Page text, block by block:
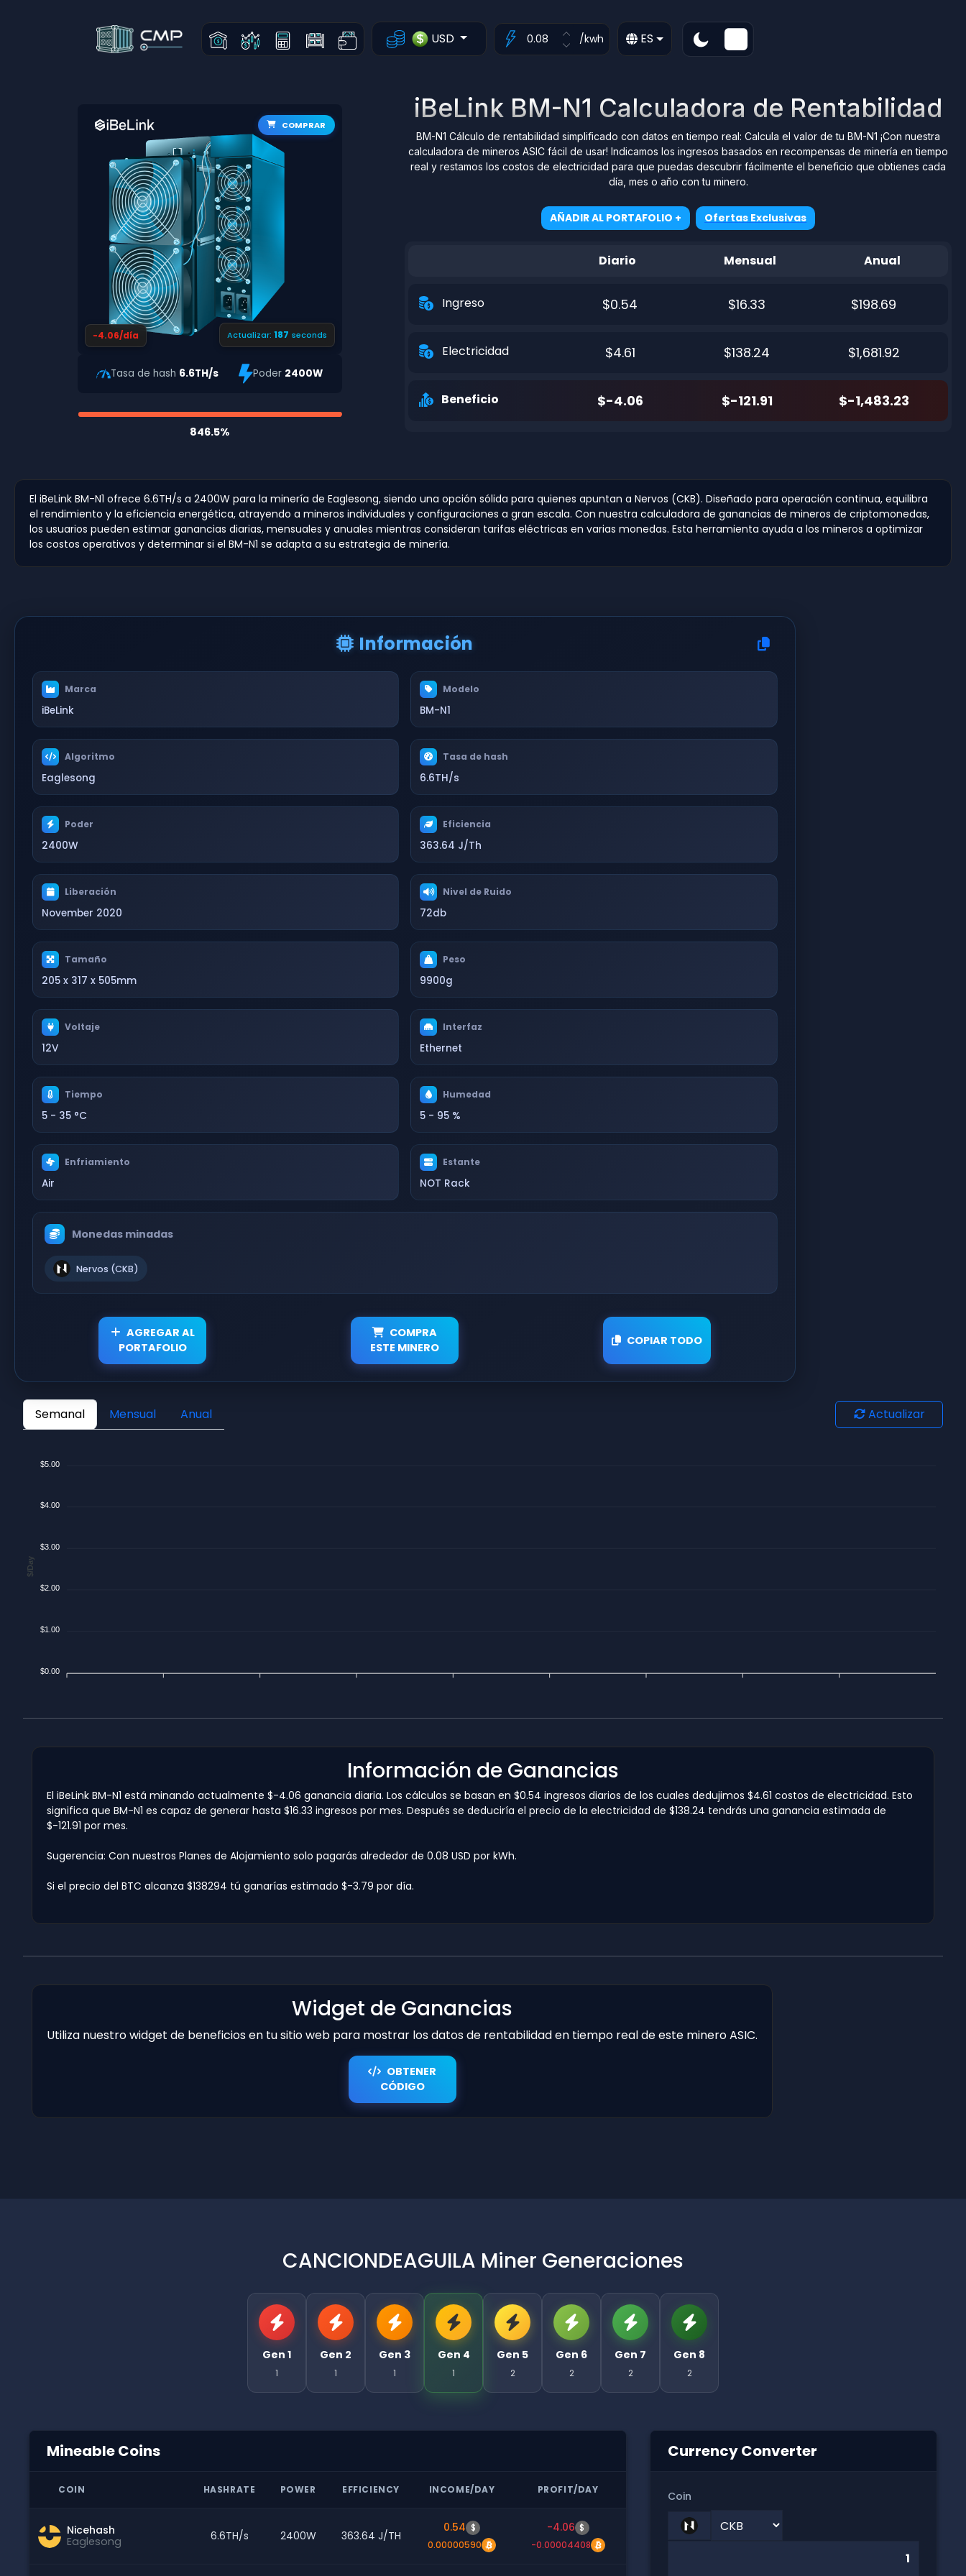
USD /kwh ES
COMPRAR
-4.06/día Actualizar: 186 seconds
Tasa de hash 6.6TH/s Poder 2400W
846.5%
iBeLink BM-N1 Calculadora de Rentabilidad
BM-N1 Cálculo de rentabilidad simplificado con datos en tiempo real: Calcula el valor de tu BM-N1 ¡Con nuestra
calculadora de mineros ASIC fácil de usar! Indicamos los ingresos basados en recompensas de minería en tiempo
real y restamos los costos de electricidad para que puedas descubrir fácilmente el beneficio que obtienes cada
día, mes o año con tu minero.
AÑADIR AL PORTAFOLIO + Ofertas Exclusivas
Diario Mensual Anual
Ingreso $0.54 $16.33 $198.69
Electricidad $4.61 $138.24 $1,681.92
Beneficio $-4.06 $-121.91 $-1,483.23
El iBeLink BM-N1 ofrece 6.6TH/s a 2400W para la minería de Eaglesong, siendo una opción sólida para quienes apuntan a Nervos (CKB). Diseñado para operación continua, equilibra
el rendimiento y la eficiencia energética, atrayendo a mineros individuales y configuraciones a gran escala. Con nuestra calculadora de ganancias de mineros de criptomonedas,
los usuarios pueden estimar ganancias diarias, mensuales y anuales mientras consideran tarifas eléctricas en varias monedas. Esta herramienta ayuda a los mineros a optimizar
los costos operativos y determinar si el BM-N1 se adapta a su estrategia de minería.
Información
Marca
iBeLink
Modelo
BM-N1
Algoritmo
Eaglesong
Tasa de hash
6.6TH/s
Poder
2400W
Eficiencia
363.64 J/Th
Liberación
November 2020
Nivel de Ruido
72db
Tamaño
205 x 317 x 505mm
Peso
9900g
Voltaje
12V
Interfaz
Ethernet
Tiempo
5 - 35 °C
Humedad
5 - 95 %
Enfriamiento
Air
Estante
NOT Rack
Monedas minadas
Nervos (CKB)
AGREGAR AL
PORTAFOLIO
COMPRA
ESTE MINERO
COPIAR TODO
Semanal Mensual Anual Actualizar
$5.00
$4.00
$3.00
$2.00
$1.00
$0.00
$/Day
Información de Ganancias
El iBeLink BM-N1 está minando actualmente $-4.06 ganancia diaria. Los cálculos se basan en $0.54 ingresos diarios de los cuales dedujimos $4.61 costos de electricidad. Esto
significa que BM-N1 es capaz de generar hasta $16.33 ingresos por mes. Después se deduciría el precio de la electricidad de $138.24 tendrás una ganancia estimada de
$-121.91 por mes.
Sugerencia: Con nuestros Planes de Alojamiento solo pagarás alrededor de 0.08 USD por kWh.
Si el precio del BTC alcanza $138294 tú ganarías estimado $-3.79 por día.
Widget de Ganancias
Utiliza nuestro widget de beneficios en tu sitio web para mostrar los datos de rentabilidad en tiempo real de este minero ASIC.
OBTENER
CÓDIGO
CANCIONDEAGUILA Miner Generaciones
Gen 1
1
Gen 2
1
Gen 3
1
Gen 4
1
Gen 5
2
Gen 6
2
Gen 7
2
Gen 8
2
Mineable Coins
COIN HASHRATE POWER EFFICIENCY INCOME/DAY PROFIT/DAY
Nicehash
Eaglesong
6.6TH/s 2400W 363.64 J/TH
0.54 $
0.00000590
-4.06 $
-0.00004408
Currency Converter
Coin